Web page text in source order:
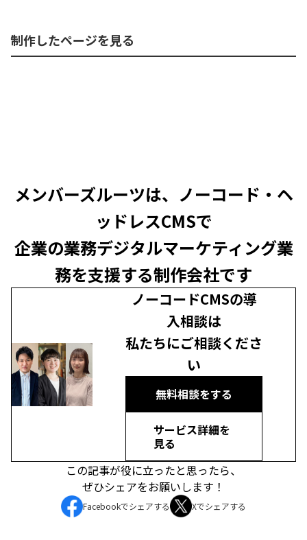
制作したページを見る
メンバーズルーツは、ノーコード・ヘ
ッドレスCMSで
企業の業務デジタルマーケティング業
務を支援する制作会社です
ノーコードCMSの導
入相談は
私たちにご相談くださ
い
無料相談をする
サービス詳細を
見る
この記事が役に立ったと思ったら、
ぜひシェアをお願いします！
Facebookでシェアする Xでシェアする